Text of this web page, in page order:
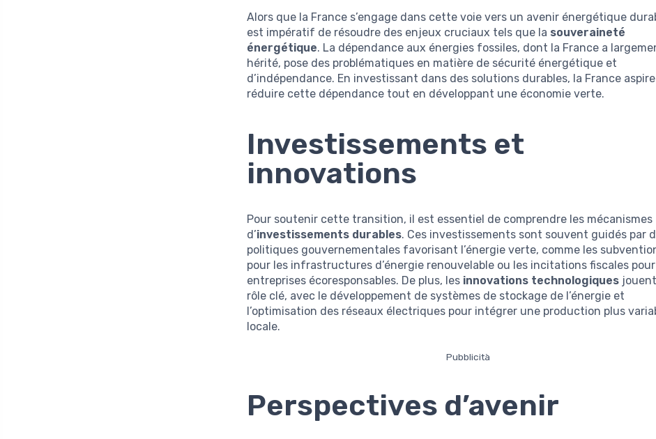
Alors que la France s’engage dans cette voie vers un avenir énergétique
est impératif de résoudre des enjeux cruciaux tels que la souveraineté
énergétique. La dépendance aux énergies fossiles, dont la France a
hérité, pose des problématiques en matière de sécurité énergétique et
d’indépendance. En investissant dans des solutions durables, la France
réduire cette dépendance tout en développant une économie verte.
Investissements et
innovations
Pour soutenir cette transition, il est essentiel de comprendre les mécanismes
d’investissements durables. Ces investissements sont souvent guidés par
politiques gouvernementales favorisant l’énergie verte, comme les
pour les infrastructures d’énergie renouvelable ou les incitations fiscales
entreprises écoresponsables. De plus, les innovations technologiques
rôle clé, avec le développement de systèmes de stockage de l’énergie et
l’optimisation des réseaux électriques pour intégrer une production plus
locale.
Pubblicità
Perspectives d’avenir